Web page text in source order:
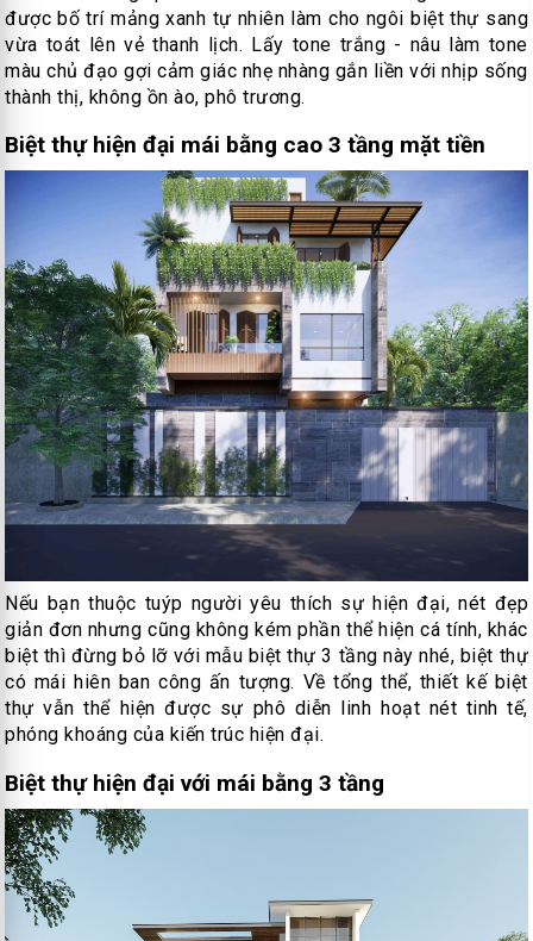
được bố trí mảng xanh tự nhiên làm cho ngôi biệt thự sang
vừa toát lên vẻ thanh lịch. Lấy tone trắng - nâu làm tone
màu chủ đạo gợi cảm giác nhẹ nhàng gắn liền với nhịp sống
thành thị, không ồn ào, phô trương.
Biệt thự hiện đại mái bằng cao 3 tầng mặt tiền
Nếu bạn thuộc tuýp người yêu thích sự hiện đại, nét đẹp
giản đơn nhưng cũng không kém phần thể hiện cá tính, khác
biệt thì đừng bỏ lỡ với mẫu biệt thự 3 tầng này nhé, biệt thự
có mái hiên ban công ấn tượng. Về tổng thể, thiết kế biệt
thự vẫn thể hiện được sự phô diễn linh hoạt nét tinh tế,
phóng khoáng của kiến trúc hiện đại.
Biệt thự hiện đại với mái bằng 3 tầng